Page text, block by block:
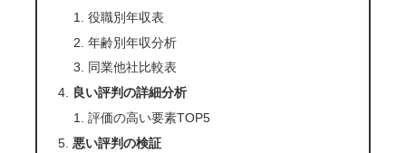
役職別年収表
年齢別年収分析
同業他社比較表
良い評判の詳細分析
評価の高い要素TOP5
悪い評判の検証